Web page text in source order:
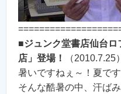
■ジュンク堂書店仙台
店」登場！
（2010.7.25）
暑いですねぇ～！夏で
そんな酷暑の中、汗ば